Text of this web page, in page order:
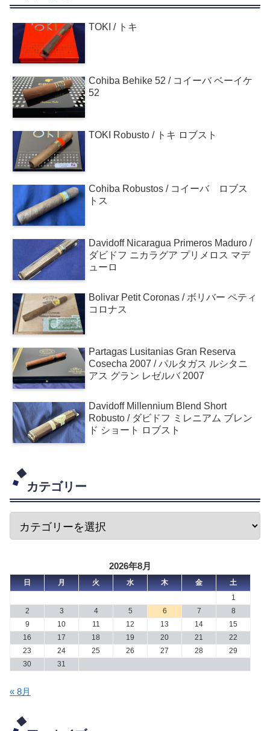
TOKI / トキ
Cohiba Behike 52 / コイーバ ベーイケ
52
TOKI Robusto / トキ ロブスト
Cohiba Robustos / コイーバ ロブス
トス
Davidoff Nicaragua Primeros Maduro /
ダビドフ ニカラグア プリメロス マデ
ューロ
Bolivar Petit Coronas / ボリバー ペティ
コロナス
Partagas Lusitanias Gran Reserva
Cosecha 2007 / パルタガス ルシタニ
アス グラン レゼルバ 2007
Davidoff Millennium Blend Short
Robusto / ダビドフ ミレニアム ブレン
ド ショート ロブスト
カテゴリー
2026年8月
日 月 火 水 木 金
土
1
2
3 4 5 6 7
8
9
10 11 12 13 14
15
16
17 18 19 20 21
22
23
24 25 26 27 28
29
30
31
« 8月